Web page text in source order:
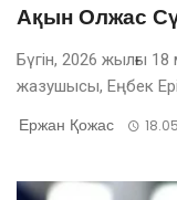
Ақын Олжас
Бүгін, 2026 жылғы
жазушысы, Еңбек
Ержан Қожас